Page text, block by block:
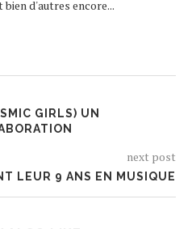
bien d'autres encore...
GIRLS) UN
next post
LEUR 9 ANS EN MUSIQUE